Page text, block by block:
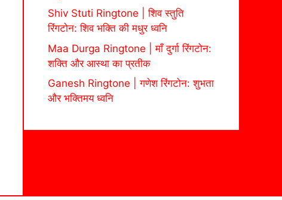
Shiv Stuti Ringtone | शिव स्तुति
रिंगटोन: शिव भक्ति की मधुर ध्वनि
Maa Durga Ringtone | माँ दुर्गा रिंगटोन:
शक्ति और आस्था का प्रतीक
Ganesh Ringtone | गणेश रिंगटोन: शुभता
और भक्तिमय ध्वनि